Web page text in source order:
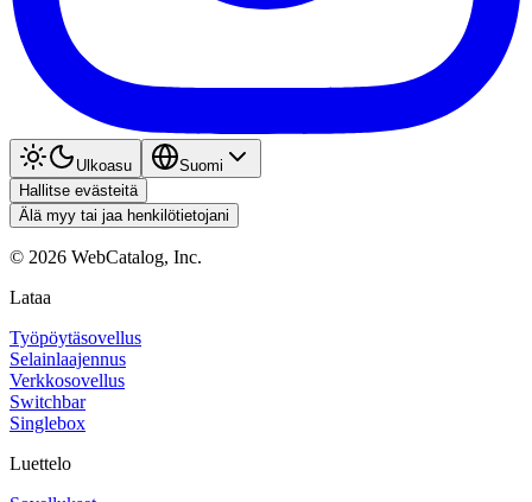
Ulkoasu
Suomi
Hallitse evästeitä
Älä myy tai jaa henkilötietojani
© 2026 WebCatalog, Inc.
Lataa
Työpöytäsovellus
Selainlaajennus
Verkkosovellus
Switchbar
Singlebox
Luettelo